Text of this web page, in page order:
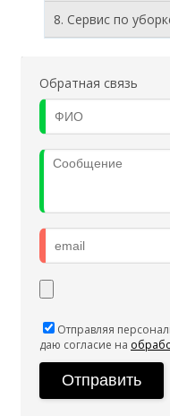
8. Cервис по
Обратная связь
Отправляя
даю согласие на